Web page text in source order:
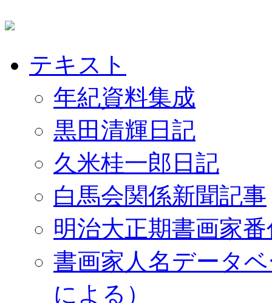
テキスト
年紀資料集成
黒田清輝日記
久米桂一郎日記
白馬会関係新聞記事
明治大正期書画家
書画家人名データ
による）